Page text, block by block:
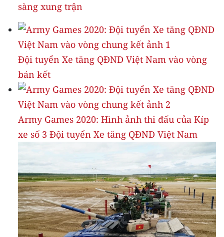
中文
FRANÇAIS
РУССКИЙ
ESPAÑOL
한국어
sàng xung trận
Đội tuyển Xe tăng QĐND Việt Nam vào vòng
bán kết
Army Games 2020: Hình ảnh thi đấu của Kíp
xe số 3 Đội tuyển Xe tăng QĐND Việt Nam